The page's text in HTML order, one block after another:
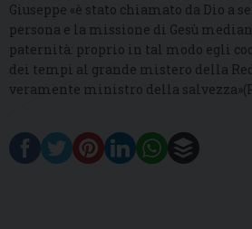
Giuseppe «è stato chiamato da Dio a
persona e la missione di Gesù
paternità: proprio in tal modo egli
dei tempi al grande mistero della
veramente ministro della